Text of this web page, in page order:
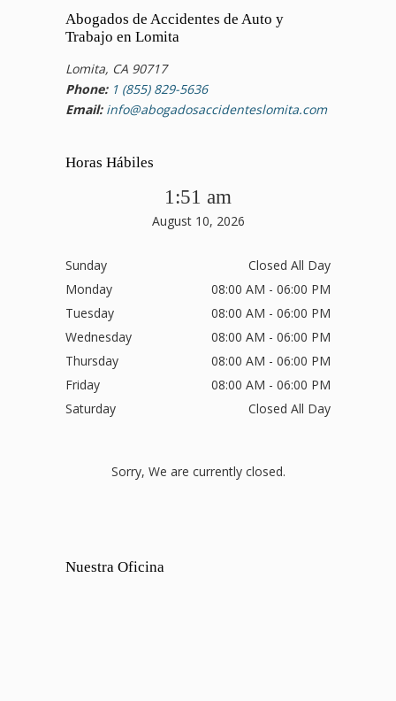
Abogados de Accidentes de Auto y
Trabajo en Lomita
Lomita, CA 90717
Phone: 1 (855) 829-5636
Email: info@abogadosaccidenteslomita.com
Horas Hábiles
1:51 am
August 10, 2026
Sunday
Closed All Day
Monday
08:00 AM - 06:00 PM
Tuesday
08:00 AM - 06:00 PM
Wednesday
08:00 AM - 06:00 PM
Thursday
08:00 AM - 06:00 PM
Friday
08:00 AM - 06:00 PM
Saturday
Closed All Day
Sorry, We are currently closed.
Nuestra Oficina